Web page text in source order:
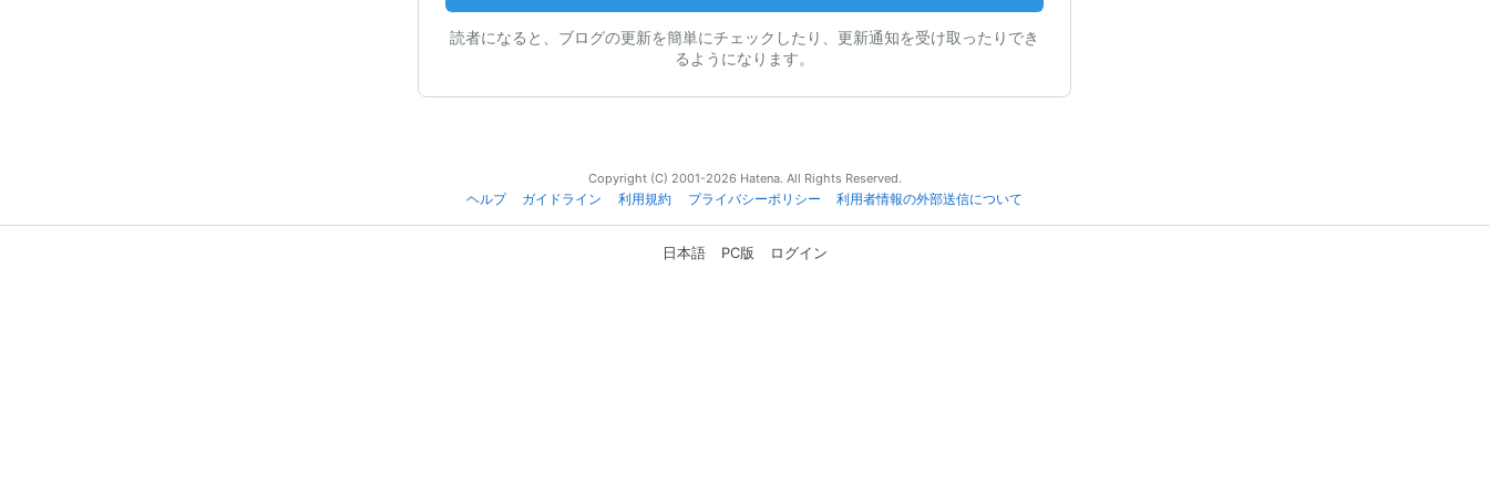
読者になると、ブログの更新を簡単にチェックしたり、更新通知を受け取ったりでき
るようになります。
Copyright (C) 2001-2026 Hatena. All Rights Reserved.
ヘルプ
ガイドライン 利用規約 プライバシーポリシー 利用者情報の外部送信について
日本語 PC版 ログイン